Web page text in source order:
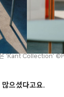
은 ‘Kant Collection’
으셨다고요.